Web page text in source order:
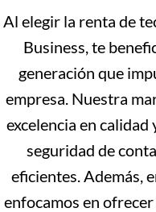
Al elegir la renta de
Business, te
generación que
empresa. Nuestra
excelencia en
seguridad de
eficientes. Además,
enfocamos en